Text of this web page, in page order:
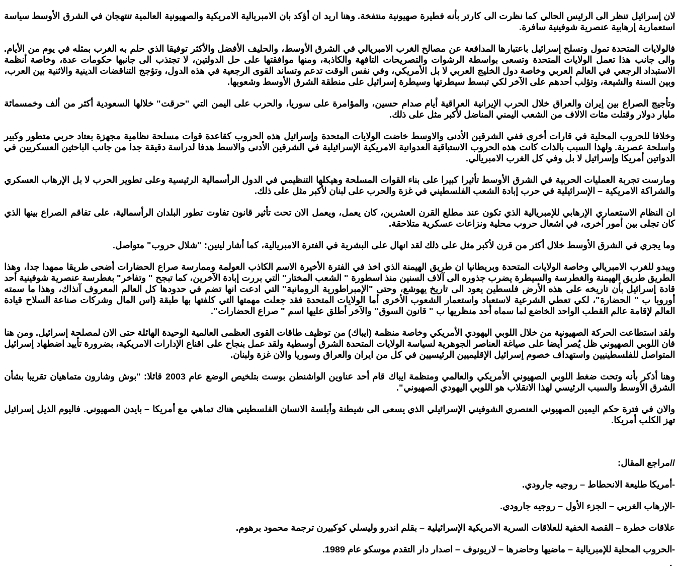
لان إسرائيل تنظر الى الرئيس الحالي كما نظرت الى كارتر بأنه فطيرة صهيونية منتفخة. وهنا اريد ان أؤكد بان الامبريالية الامريكية والصهيونية العالمية تنتهجان في الشرق الأوسط سياسة
استعمارية إرهابية عنصرية شوفينية سافرة.
فالولايات المتحدة تمول وتسلح إسرائيل باعتبارها المدافعة عن مصالح الغرب الامبريالي في الشرق الأوسط، والحليف الأفضل والأكثر توفيقا الذي حلم به الغرب بمثله في يوم من الأيام.
والى جانب هذا تعمل الولايات المتحدة وتسعى بواسطة الرشوات والتصريحات التافهة والكاذبة، ومنها موافقتها على حل الدولتين، لا تجتذب الى جانبها حكومات عدة، وخاصة أنظمة
الاستبداد الرجعي في العالم العربي وخاصة دول الخليج العربي لا بل الأمريكي، وفي نفس الوقت تدعم وتساند القوى الرجعية في هذه الدول، وتؤجج التناقضات الدينية والاثنية بين العرب،
وبين السنة والشيعة، وتؤلب أحدهم على الآخر لكي تبسط سيطرتها وسيطرة إسرائيل على منطقة الشرق الأوسط وشعوبها.
وتأجيج الصراع بين إيران والعراق خلال الحرب الإيرانية العراقية أيام صدام حسين، والمؤامرة على سوريا، والحرب على اليمن التي "حرقت" خلالها السعودية أكثر من ألف وخمسمائة
مليار دولار وقتلت مئات الالاف من الشعب اليمني المناضل لأكبر مثل على ذلك.
وخلافا للحروب المحلية في قارات أخرى ففي الشرقين الأدنى والاوسط خاضت الولايات المتحدة وإسرائيل هذه الحروب كقاعدة قوات مسلحة نظامية مجهزة بعتاد حربي متطور وكبير
واسلحة عصرية. ولهذا السبب بالذات كانت هذه الحروب الاستباقية العدوانية الامريكية الإسرائيلية في الشرقين الأدنى والاسط هدفا لدراسة دقيقة جدا من جانب الباحثين العسكريين في
الدواتين أمريكا وإسرائيل لا بل وفي كل الغرب الامبريالي.
ومارست تجربة العمليات الحربية في الشرق الأوسط تأثيرا كبيرا على بناء القوات المسلحة وهيكلها التنظيمي في الدول الرأسمالية الرئيسية وعلى تطوير الحرب لا بل الإرهاب العسكري
والشراكة الامريكية – الإسرائيلية في حرب إبادة الشعب الفلسطيني في غزة والحرب على لبنان لأكبر مثل على ذلك.
ان النظام الاستعماري الإرهابي للإمبريالية الذي تكون عند مطلع القرن العشرين، كان يعمل، ويعمل الان تحت تأثير قانون تفاوت تطور البلدان الرأسمالية، على تفاقم الصراع بينها الذي
كان تجلى بين أمور أخرى، في اشعال حروب محلية ونزاعات عسكرية متلاحقة.
وما يجري في الشرق الأوسط خلال أكثر من قرن لأكبر مثل على ذلك لقد انهال على البشرية في الفترة الامبريالية، كما أشار لينين: "شلال حروب" متواصل.
ويبدو للغرب الامبريالي وخاصة الولايات المتحدة وبريطانيا ان طريق الهيمنة الذي اخذ في الفترة الأخيرة الاسم الكاذب العولمة وممارسة صراع الحضارات أضحى طريقا ممهدا جدا، وهذا
الطريق طريق الهيمنة والغطرسة والسيطرة يضرب جذوره الى آلاف السنين منذ اسطورة " الشعب المختار" التي بررت إبادة الآخرين، كما تبجح " وتفاخر" بغطرسة عنصرية شوفينية أحد
قادة إسرائيل بأن تاريخه على هذه الأرض فلسطين يعود الى تاريخ يهوشع، وحتى "الإمبراطورية الرومانية" التي ادعت انها تضم في حدودها كل العالم المعروف آنذاك، وهذا ما سمته
أوروبا ب " الحضارة"، لكي تعطي الشرعية لاستعباد واستعمار الشعوب الأخرى أما الولايات المتحدة فقد جعلت مهمتها التي كلفتها بها طبقة {اس المال وشركات صناعة السلاح قيادة
العالم لإقامة عالم القطب الواحد الخاضع لما سماه أحد منظريها ب " قانون السوق" والآخر أطلق عليها اسم " صراع الحضارات".
ولقد استطاعت الحركة الصهيونية من خلال اللوبي اليهودي الأمريكي وخاصة منظمة (ايباك) من توظيف طاقات القوى العظمى العالمية الوحيدة الهائلة حتى الان لمصلحة إسرائيل. ومن هنا
فان اللوبي الصهيوني ظل يُصر أيضا على صياغة العناصر الجوهرية لسياسة الولايات المتحدة الشرق أوسطية ولقد عمل بنجاح على اقناع الإدارات الامريكية، بضرورة تأييد اضطهاد إسرائيل
المتواصل للفلسطينيين واستهداف خصوم إسرائيل الإقليميين الرئيسيين في كل من ايران والعراق وسوريا والان غزة ولبنان.
وهنا أذكر بأنه وتحت ضغط اللوبي الصهيوني الأمريكي والعالمي ومنظمة ايباك قام أحد عناوين الواشنطن بوست بتلخيص الوضع عام 2003 قائلا: "بوش وشارون متماهيان تقريبا بشأن
الشرق الأوسط والسبب الرئيسي لهذا الانقلاب هو اللوبي اليهودي الصهيوني".
والان في فترة حكم اليمين الصهيوني العنصري الشوفيني الإسرائيلي الذي يسعى الى شيطنة وأبلسة الانسان الفلسطيني هناك تماهي مع أمريكا – بايدن الصهيوني. فاليوم الذيل إسرائيل
تهز الكلب أمريكا.
//مراجع المقال:
-أمريكا طليعة الانحطاط – روجيه جارودي.
-الإرهاب الغربي – الجزء الأول – روجيه جارودي.
علاقات خطرة – القصة الخفية للعلاقات السرية الامريكية الإسرائيلية – بقلم اندرو وليسلي كوكبيرن ترجمة محمود برهوم.
-الحروب المحلية للإمبريالية – ماضيها وحاضرها – لاريونوف – اصدار دار التقدم موسكو عام 1989.